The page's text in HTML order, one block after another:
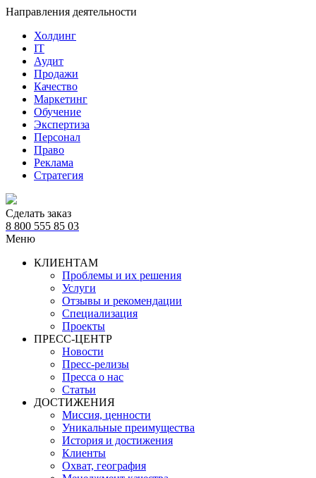
Направления деятельности
Холдинг
IT
Аудит
Продажи
Качество
Маркетинг
Обучение
Экспертиза
Персонал
Право
Реклама
Стратегия
Сделать заказ
8 800 555 85 03
Меню
КЛИЕНТАМ
Проблемы и их решения
Услуги
Отзывы и рекомендации
Специализация
Проекты
ПРЕСС-ЦЕНТР
Новости
Пресс-релизы
Пресса о нас
Статьи
ДОСТИЖЕНИЯ
Миссия, ценности
Уникальные преимущества
История и достижения
Клиенты
Охват, география